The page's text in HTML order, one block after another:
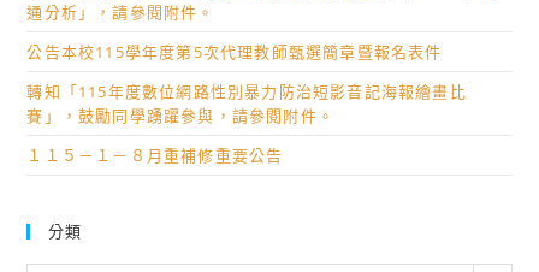
通分析」，請參閱附件。
公告本校115學年度第5次代理教師甄選簡章暨報名表件
轉知「115年度數位網路性別暴力防治短影音記海報繪畫比
賽」，鼓勵同學踴躍參與，請參閱附件。
１１５－１－８月重補修重要公告
分類